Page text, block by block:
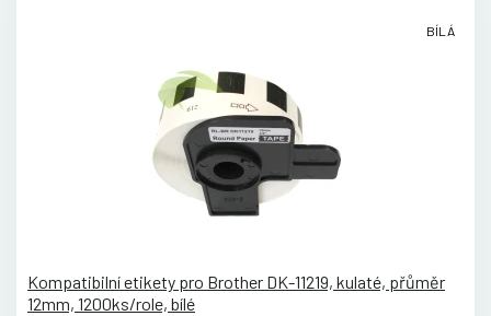
BÍLÁ
Kompatibilní etikety pro Brother DK-11219, kulaté, přůměr
12mm, 1200ks/role, bílé